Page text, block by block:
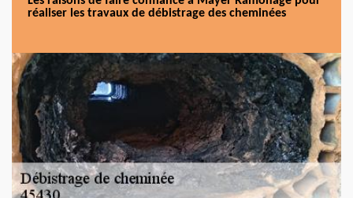
réaliser les travaux de débistrage des cheminées